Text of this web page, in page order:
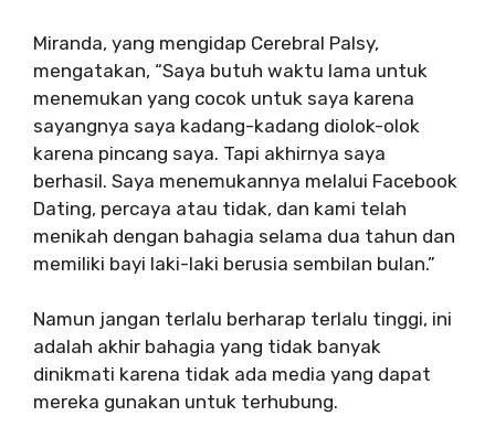
Miranda, yang mengidap Cerebral Palsy,
mengatakan, “Saya butuh waktu lama untuk
menemukan yang cocok untuk saya karena
sayangnya saya kadang-kadang diolok-olok
karena pincang saya. Tapi akhirnya saya
berhasil. Saya menemukannya melalui Facebook
Dating, percaya atau tidak, dan kami telah
menikah dengan bahagia selama dua tahun dan
memiliki bayi laki-laki berusia sembilan bulan.”
Namun jangan terlalu berharap terlalu tinggi, ini
adalah akhir bahagia yang tidak banyak
dinikmati karena tidak ada media yang dapat
mereka gunakan untuk terhubung.